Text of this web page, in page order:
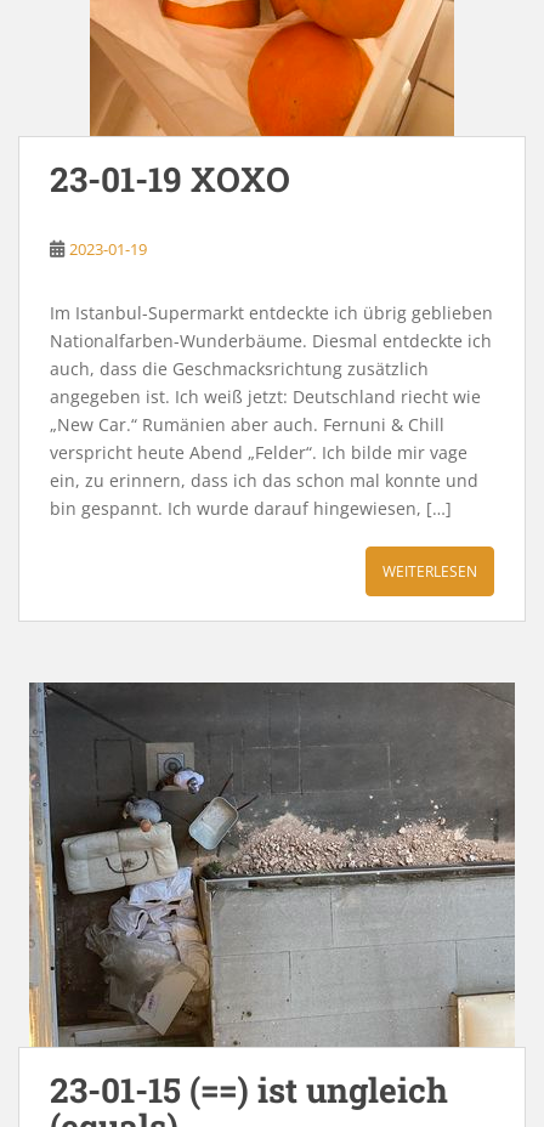
23-01-19 XOXO
2023-01-19
Im Istanbul-Supermarkt entdeckte ich übrig geblieben
Nationalfarben-Wunderbäume. Diesmal entdeckte ich
auch, dass die Geschmacksrichtung zusätzlich
angegeben ist. Ich weiß jetzt: Deutschland riecht wie
„New Car.“ Rumänien aber auch. Fernuni & Chill
verspricht heute Abend „Felder“. Ich bilde mir vage
ein, zu erinnern, dass ich das schon mal konnte und
bin gespannt. Ich wurde darauf hingewiesen, […]
WEITERLESEN
23-01-15 (==) ist ungleich